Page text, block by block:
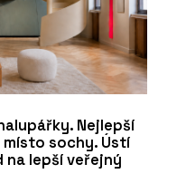
Nejlepší
sochy. Ústí
na lepší veřejný